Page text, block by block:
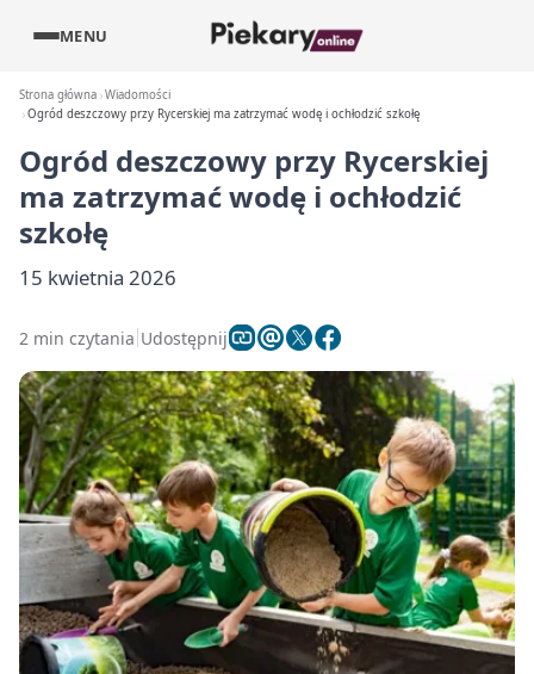
MENU
Strona główna Wiadomości
Ogród deszczowy przy Rycerskiej ma zatrzymać wodę i ochłodzić szkołę
Ogród deszczowy przy Rycerskiej
ma zatrzymać wodę i ochłodzić
szkołę
15 kwietnia 2026
2 min czytania Udostępnij